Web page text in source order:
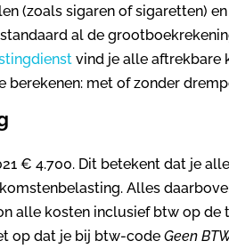
(zoals sigaren of sigaretten)
al de
vind je alle aftrekbare
berekenen: met of zonder
€ 4.700. Dit betekent dat je
Alles
alle kosten inclusief btw op de
op dat je bij btw-code Geen